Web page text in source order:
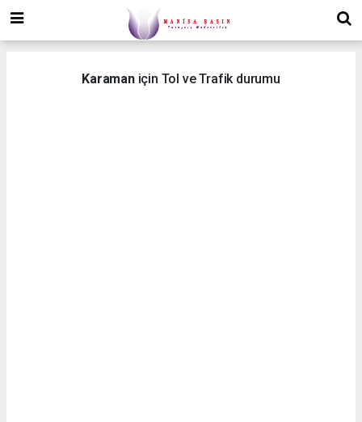
Karaman için Tol ve Trafik durumu